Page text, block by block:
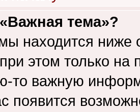
тема»?
находится ниже
этом только на
то важную
появится